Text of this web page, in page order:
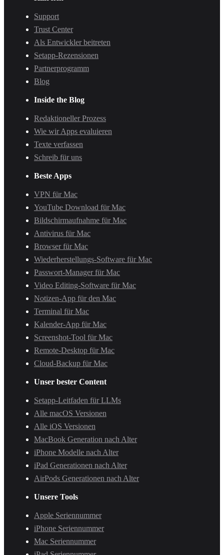
Support
Trust Center
Als Entwickler beitreten
Setapp-Rezensionen
Partnerprogramm
Blog
Inside the Blog
Redaktioneller Prozess
Wie wir Apps evaluieren
Texte verfassen
Schreib für uns
Beste Apps
VPN für Mac
YouTube Download für Mac
Bildschirmaufnahme für Mac
Antivirus für Mac
Browser für Mac
Wiederherstellungs-Software für Mac
Passwort-Manager für Mac
Video Editing-Software für Mac
Notizen-App für den Mac
Terminal für Mac
Kalender-App für Mac
Screenshot-Tool für Mac
Remote-Desktop für Mac
Cloud-Backup für Mac
Unser bester Content
Setapp-Leitfaden für LLMs
Alle macOS Versionen
Alle iOS Versionen
MacBook Generation nach Alter
iPhone Modelle nach Alter
iPad Generationen nach Alter
AirPods Generationen nach Alter
Unsere Tools
Apple Seriennummer
iPhone Seriennummer
Mac Seriennummer